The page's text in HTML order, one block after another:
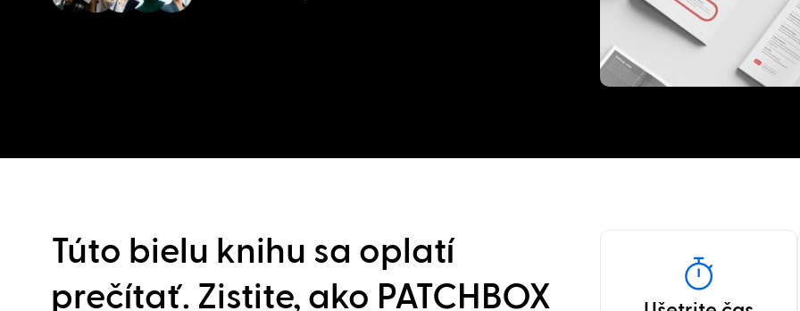
Túto bielu knihu sa oplatí
prečítať. Zistite, ako PATCHBOX